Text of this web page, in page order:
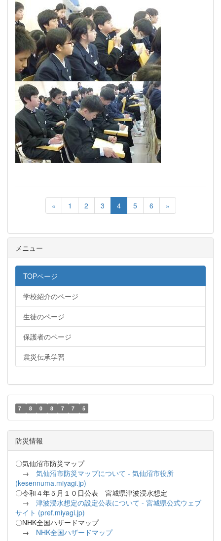
« 1 2 3 4 5 6 »
メニュー
TOPページ
学校紹介のページ
生徒のページ
保護者のページ
震災伝承学習
7 8 0 8 7 7 5
防災情報
〇気仙沼市防災マップ
→ 気仙沼市防災マップについて - 気仙沼市役所
(kesennuma.miyagi.jp)
〇令和４年５月１０日公表 宮城県津波浸水想定
→ 津波浸水想定の設定公表について - 宮城県公式ウェブ
サイト (pref.miyagi.jp)
〇NHK全国ハザードマップ
→ NHK全国ハザードマップ